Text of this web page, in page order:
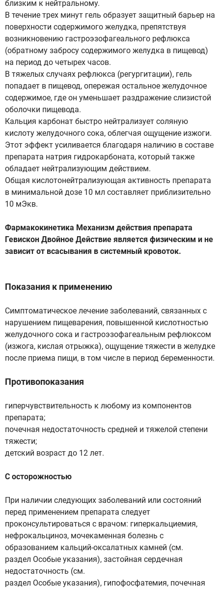
близким к нейтральному.
В течение трех минут гель образует защитный барьер на
поверхности содержимого желудка, препятствуя
возникновению гастроэзофагеального рефлюкса
(обратному забросу содержимого желудка в пищевод)
на период до четырех часов.
В тяжелых случаях рефлюкса (регургитации), гель
попадает в пищевод, опережая остальное желудочное
содержимое, где он уменьшает раздражение слизистой
оболочки пищевода.
Кальция карбонат быстро нейтрализует соляную
кислоту желудочного сока, облегчая ощущение изжоги.
Этот эффект усиливается благодаря наличию в составе
препарата натрия гидрокарбоната, который также
обладает нейтрализующим действием.
Общая кислотонейтрализующая активность препарата
в минимальной дозе 10 мл составляет приблизительно
10 мЭкв.
Фармакокинетика Механизм действия препарата
Гевискон Двойное Действие является физическим и не
зависит от всасывания в системный кровоток.
Показания к применению
Симптоматическое лечение заболеваний, связанных с
нарушением пищеварения, повышенной кислотностью
желудочного сока и гастроэзофагеальным рефлюксом
(изжога, кислая отрыжка), ощущение тяжести в желудке
после приема пищи, в том числе в период беременности.
Противопоказания
гиперчувствительность к любому из компонентов
препарата;
почечная недостаточность средней и тяжелой степени
тяжести;
детский возраст до 12 лет.
С осторожностью
При наличии следующих заболеваний или состояний
перед применением препарата следует
проконсультироваться с врачом: гиперкальциемия,
нефрокальциноз, мочекаменная болезнь с
образованием кальций-оксалатных камней (см.
раздел Особые указания), застойная сердечная
недостаточность (см.
раздел Особые указания), гипофосфатемия, почечная